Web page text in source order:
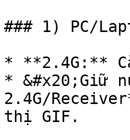
### 1) PC/
* **2.4G:**
* &#x20;Giữ
2.4G/
thị GIF.